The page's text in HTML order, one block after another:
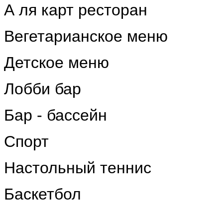
А ля карт ресторан
Вегетарианское меню
Детское меню
Лобби бар
Бар - бассейн
Спорт
Настольный теннис
Баскетбол